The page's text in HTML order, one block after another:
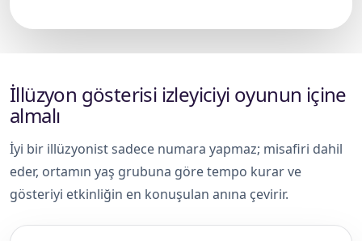
İllüzyon gösterisi izleyiciyi oyunun içine
almalı
İyi bir illüzyonist sadece numara yapmaz; misafiri dahil
eder, ortamın yaş grubuna göre tempo kurar ve
gösteriyi etkinliğin en konuşulan anına çevirir.